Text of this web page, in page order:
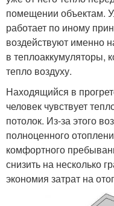
помещении объектам.
работает по иному
воздействуют именно
в теплоаккумуляторы,
тепло воздуху.
Находящийся в
человек чувствует
потолок. Из-за этого
полноценного
комфортного
снизить на несколько
экономия затрат на